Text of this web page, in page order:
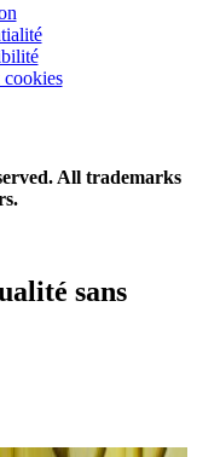
All trademarks
sans